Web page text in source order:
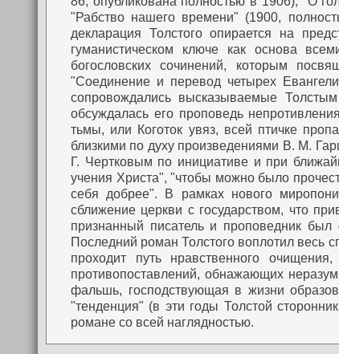
"Рабство нашего времени" (1900,
декларация Толстого опирается на
гуманистическом ключе как основа
богословских сочинений, которым
"Соединение и перевод четырех
сопровождались высказываемые
обсуждалась его проповедь
тьмы, или Коготок увяз, всей птичке
близкими по духу произведениями В. М.
Г. Чертковым по инициативе и при
учения Христа", "чтобы можно было
себя добрее".
В рамках нового
сближение церкви с государством, что
признанный писатель и проповедник
Последний роман Толстого воплотил весь
проходит путь нравственного
противопоставлений, обнажающих
фальшь, господствующая в жизни
"тенденция" (в эти годы Толстой
романе со всей наглядностью.